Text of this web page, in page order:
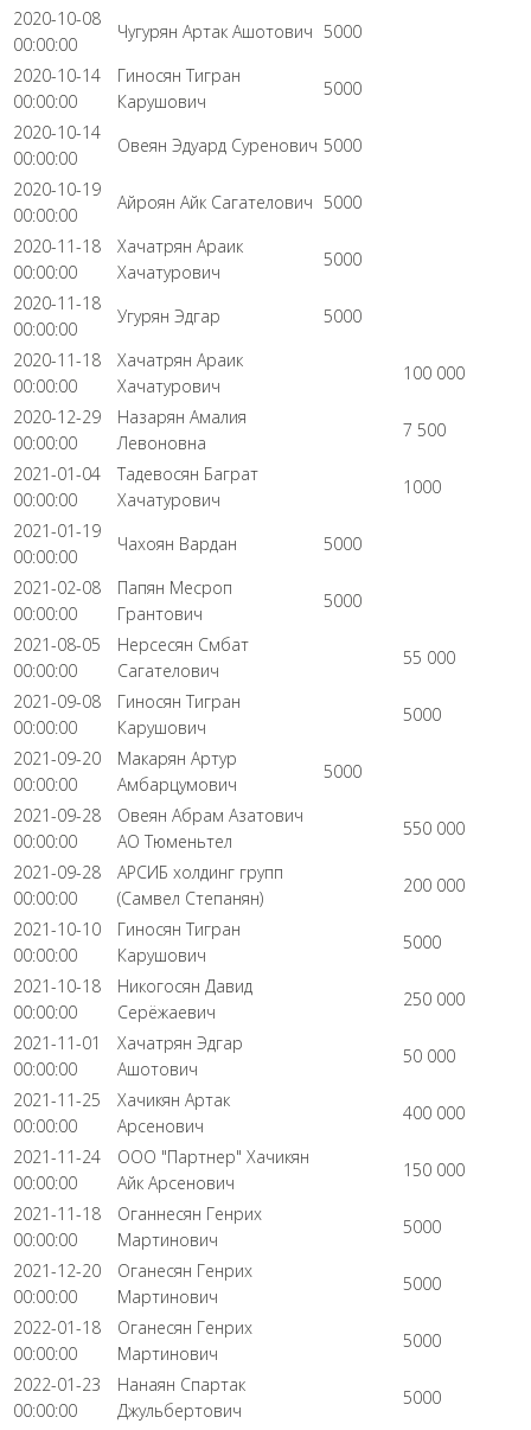
2020-10-08
00:00:00
Чугурян Артак Ашотович 5000
2020-10-14
00:00:00
Гиносян Тигран
Карушович
5000
2020-10-14
00:00:00
Овеян Эдуард Суренович 5000
2020-10-19
00:00:00
Айроян Айк Сагателович 5000
2020-11-18
00:00:00
Хачатрян Араик
Хачатурович
5000
2020-11-18
00:00:00
Угурян Эдгар
5000
2020-11-18
00:00:00
Хачатрян Араик
Хачатурович
100 000
2020-12-29
00:00:00
Назарян Амалия
Левоновна
7 500
2021-01-04
00:00:00
Тадевосян Баграт
Хачатурович
1000
2021-01-19
00:00:00
Чахоян Вардан
5000
2021-02-08
00:00:00
Папян Месроп
Грантович
5000
2021-08-05
00:00:00
Нерсесян Смбат
Сагателович
55 000
2021-09-08
00:00:00
Гиносян Тигран
Карушович
5000
2021-09-20
00:00:00
Макарян Артур
Амбарцумович
5000
2021-09-28
00:00:00
Овеян Абрам Азатович
АО Тюменьтел
550 000
2021-09-28
00:00:00
АРСИБ холдинг групп
(Самвел Степанян)
200 000
2021-10-10
00:00:00
Гиносян Тигран
Карушович
5000
2021-10-18
00:00:00
Никогосян Давид
Серёжаевич
250 000
2021-11-01
00:00:00
Хачатрян Эдгар
Ашотович
50 000
2021-11-25
00:00:00
Хачикян Артак
Арсенович
400 000
2021-11-24
00:00:00
ООО "Партнер" Хачикян
Айк Арсенович
150 000
2021-11-18
00:00:00
Оганнесян Генрих
Мартинович
5000
2021-12-20
00:00:00
Оганесян Генрих
Мартинович
5000
2022-01-18
00:00:00
Оганесян Генрих
Мартинович
5000
2022-01-23
00:00:00
Нанаян Спартак
Джульбертович
5000